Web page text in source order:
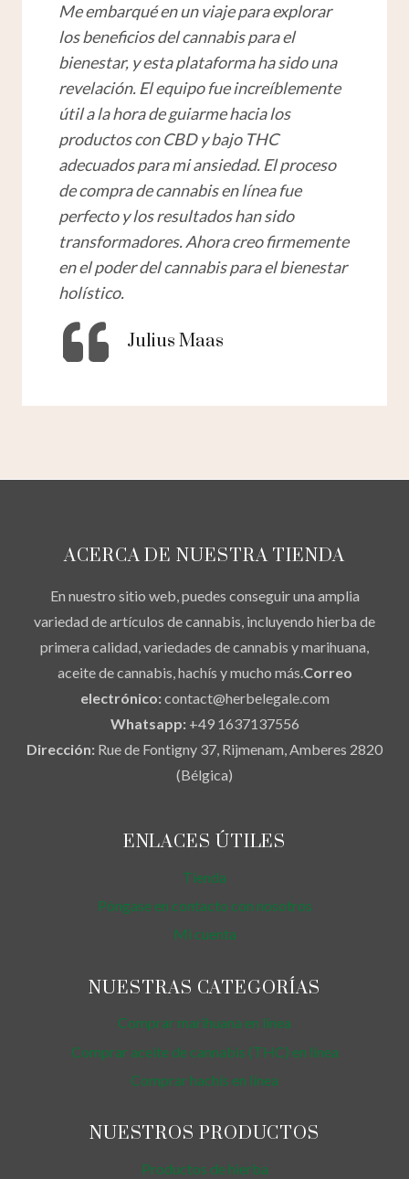
Me embarqué en un viaje para explorar
los beneficios del cannabis para el
bienestar, y esta plataforma ha sido una
revelación. El equipo fue increíblemente
útil a la hora de guiarme hacia los
productos con CBD y bajo THC
adecuados para mi ansiedad. El proceso
de compra de cannabis en línea fue
perfecto y los resultados han sido
transformadores. Ahora creo firmemente
en el poder del cannabis para el bienestar
holístico.
Julius Maas
ACERCA DE NUESTRA TIENDA
En nuestro sitio web, puedes conseguir una amplia
variedad de artículos de cannabis, incluyendo hierba de
primera calidad, variedades de cannabis y marihuana,
aceite de cannabis, hachís y mucho más.Correo
electrónico:contact@herbelegale.com
Whatsapp:+49 1637137556
Dirección: Rue de Fontigny 37, Rijmenam, Amberes 2820
(Bélgica)
ENLACES ÚTILES
Tienda
Póngase en contacto con nosotros
Mi cuenta
NUESTRAS CATEGORÍAS
Comprar marihuana en línea
Comprar aceite de cannabis (THC) en línea
Comprar hachís en línea
NUESTROS PRODUCTOS
Productos de hierba